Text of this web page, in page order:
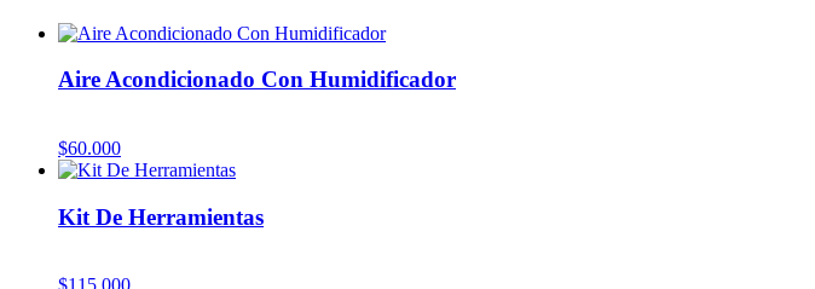
Aire Acondicionado Con Humidificador
$60.000
Kit De Herramientas